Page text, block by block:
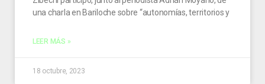
una charla en Bariloche sobre “autonomías, territorios y
LEER MÁS »
18 octubre, 2023